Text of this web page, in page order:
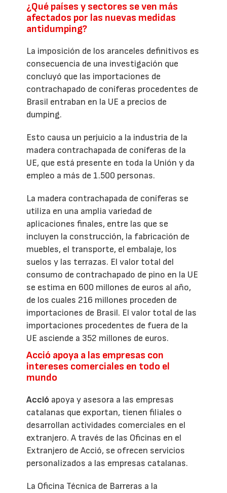
¿Qué países y sectores se ven más
afectados por las nuevas medidas
antidumping?
La imposición de los aranceles definitivos es
consecuencia de una investigación que
concluyó que las importaciones de
contrachapado de coníferas procedentes de
Brasil entraban en la UE a precios de
dumping.
Esto causa un perjuicio a la industria de la
madera contrachapada de coníferas de la
UE, que está presente en toda la Unión y da
empleo a más de 1.500 personas.
La madera contrachapada de coníferas se
utiliza en una amplia variedad de
aplicaciones finales, entre las que se
incluyen la construcción, la fabricación de
muebles, el transporte, el embalaje, los
suelos y las terrazas. El valor total del
consumo de contrachapado de pino en la UE
se estima en 600 millones de euros al año,
de los cuales 216 millones proceden de
importaciones de Brasil. El valor total de las
importaciones procedentes de fuera de la
UE asciende a 352 millones de euros.
Acció apoya a las empresas con
intereses comerciales en todo el
mundo
Acció apoya y asesora a las empresas
catalanas que exportan, tienen filiales o
desarrollan actividades comerciales en el
extranjero. A través de las Oficinas en el
Extranjero de Acció, se ofrecen servicios
personalizados a las empresas catalanas.
La Oficina Técnica de Barreras a la